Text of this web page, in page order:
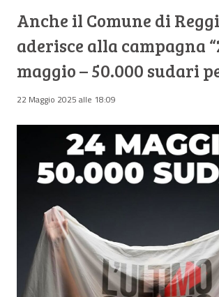
Anche il Comune di
aderisce alla campagna
maggio – 50.000 sudari
22 Maggio 2025 alle 18:09